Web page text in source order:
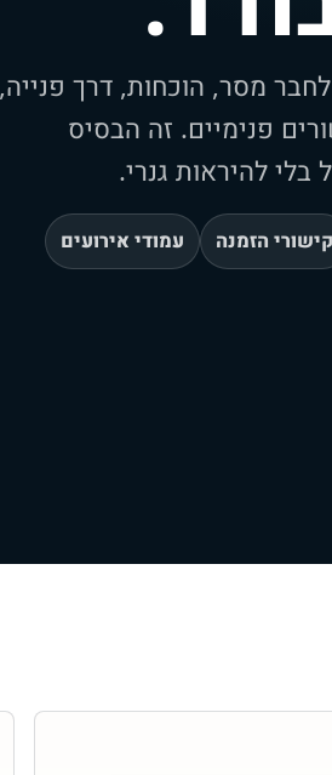
מסר, הוכחות, דרך פנייה,
פנימיים. זה הבסיס
להיראות גנרי.
קישורי הזמנה עמודי אירועים